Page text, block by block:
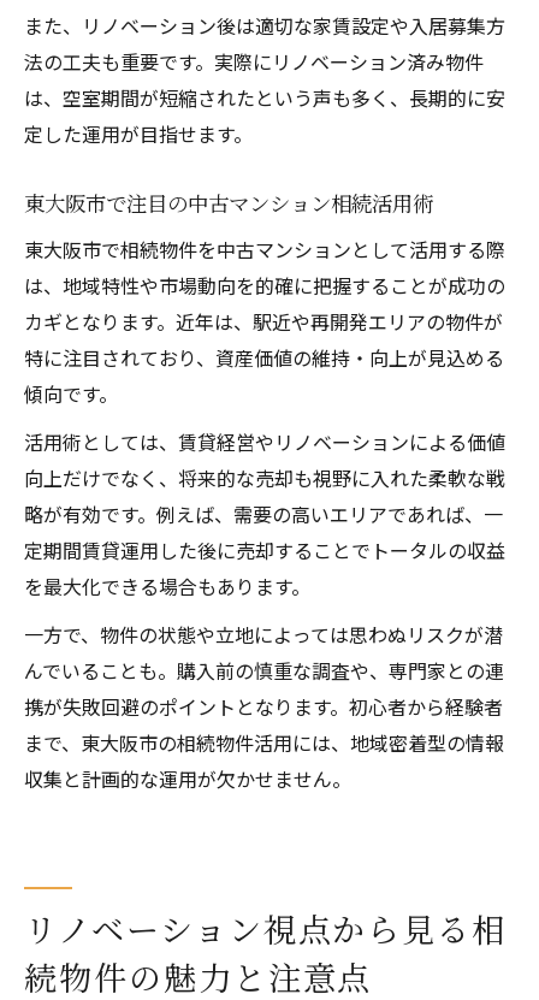
また、リノベーション後は適切な家賃設定や入居募集方
法の工夫も重要です。実際にリノベーション済み物件
は、空室期間が短縮されたという声も多く、長期的に安
定した運用が目指せます。
東大阪市で注目の中古マンション相続活用術
東大阪市で相続物件を中古マンションとして活用する際
は、地域特性や市場動向を的確に把握することが成功の
カギとなります。近年は、駅近や再開発エリアの物件が
特に注目されており、資産価値の維持・向上が見込める
傾向です。
活用術としては、賃貸経営やリノベーションによる価値
向上だけでなく、将来的な売却も視野に入れた柔軟な戦
略が有効です。例えば、需要の高いエリアであれば、一
定期間賃貸運用した後に売却することでトータルの収益
を最大化できる場合もあります。
一方で、物件の状態や立地によっては思わぬリスクが潜
んでいることも。購入前の慎重な調査や、専門家との連
携が失敗回避のポイントとなります。初心者から経験者
まで、東大阪市の相続物件活用には、地域密着型の情報
収集と計画的な運用が欠かせません。
リノベーション視点から見る相
続物件の魅力と注意点